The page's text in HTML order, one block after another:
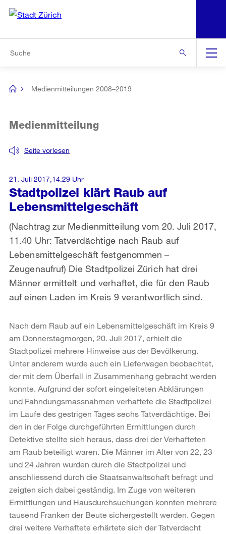
Navigation
[no
Medienmitteilungen 2008–2019
Stadtpolizei klärt Raub auf
Lebensmittelgeschäft
Seite vorlesen
Medienmitteilung
(Nachtrag zur Medienmitteilung vom 20. Juli 2017,
11.40 Uhr: Tatverdächtige nach Raub auf
Lebensmittelgeschäft festgenommen –
Zeugenaufruf) Die Stadtpolizei Zürich hat drei
Männer ermittelt und verhaftet, die für den Raub
auf einen Laden im Kreis 9 verantwortlich sind.
21. Juli 2017,14.29 Uhr
Nach dem Raub auf ein Lebensmittelgeschäft im Kreis 9
am Donnerstagmorgen, 20. Juli 2017, erhielt die
Stadtpolizei mehrere Hinweise aus der Bevölkerung.
Unter anderem wurde auch ein Lieferwagen beobachtet,
der mit dem Überfall in Zusammenhang gebracht werden
konnte. Aufgrund der sofort eingeleiteten Abklärungen
und Fahndungsmassnahmen verhaftete die Stadtpolizei
im Laufe des gestrigen Tages sechs Tatverdächtige. Bei
den in der Folge durchgeführten Ermittlungen durch
Detektive stellte sich heraus, dass drei der Verhafteten
am Raub beteiligt waren. Die Männer im Alter von 22, 23
und 24 Jahren wurden durch die Stadtpolizei und
anschliessend durch die Staatsanwaltschaft befragt und
zeigten sich dabei geständig. Im Zuge von weiteren
Ermittlungen und Hausdurchsuchungen konnten mehrere
tausend Franken der Beute sichergestellt werden. Gegen
drei weitere Verhaftete erhärtete sich der Tatverdacht